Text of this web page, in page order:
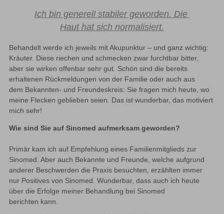
Ich bin generell stabiler geworden. Die
Haut hat sich normalisiert.
Behandelt werde ich jeweils mit Akupunktur – und ganz wichtig:
Kräuter. Diese riechen und schmecken zwar furchtbar bitter,
aber sie wirken offenbar sehr gut. Schön sind die bereits
erhaltenen Rückmeldungen von der Familie oder auch aus
dem Bekannten- und Freundeskreis: Sie fragen mich heute, wo
meine Flecken geblieben seien. Das ist wunderbar, das motiviert
mich sehr!
Wie sind Sie auf Sinomed aufmerksam geworden?
Primär kam ich auf Empfehlung eines Familienmitglieds zur
Sinomed. Aber auch Bekannte und Freunde, welche aufgrund
anderer Beschwerden die Praxis besuchten, erzählten immer
nur Positives von Sinomed. Wunderbar, dass auch ich heute
über die Erfolge meiner Behandlung bei Sinomed
berichten kann.